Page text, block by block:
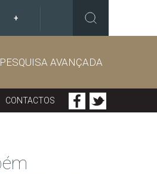
+
PESQUISA AVANÇADA
CONTACTOS